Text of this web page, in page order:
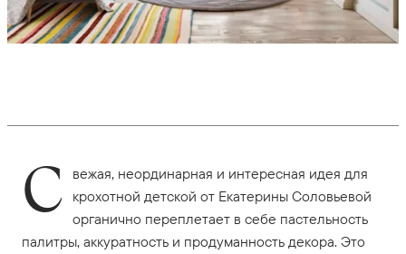
С вежая, неординарная и интересная идея для
крохотной детской от Екатерины Соловьевой
органично переплетает в себе пастельность
палитры, аккуратность и продуманность декора. Это